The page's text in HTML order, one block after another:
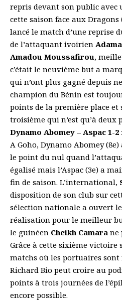
repris devant son public avec
cette saison face aux Dragons
lancé le match d’une reprise
de l’attaquant ivoirien
Amadou Moussafirou,
c’était le neuvième but a
qui n’ont plus gagné depuis
champion du Bénin est
points de la première place et
troisième qui n’est qu’à deux
Dynamo Abomey – Aspac 1-2
A Goho, Dynamo Abomey
le point du nul quand
égalisé mais l’Aspac (3e) a
fin de saison. L’international,
disposition de son club sur
sélection nationale a ouvert le
réalisation pour le meilleur
le guinéen Cheikh Camara ne
Grâce à cette sixième
matchs où les portuaires
Richard Bio peut croire au
points à trois journées de
encore possible.